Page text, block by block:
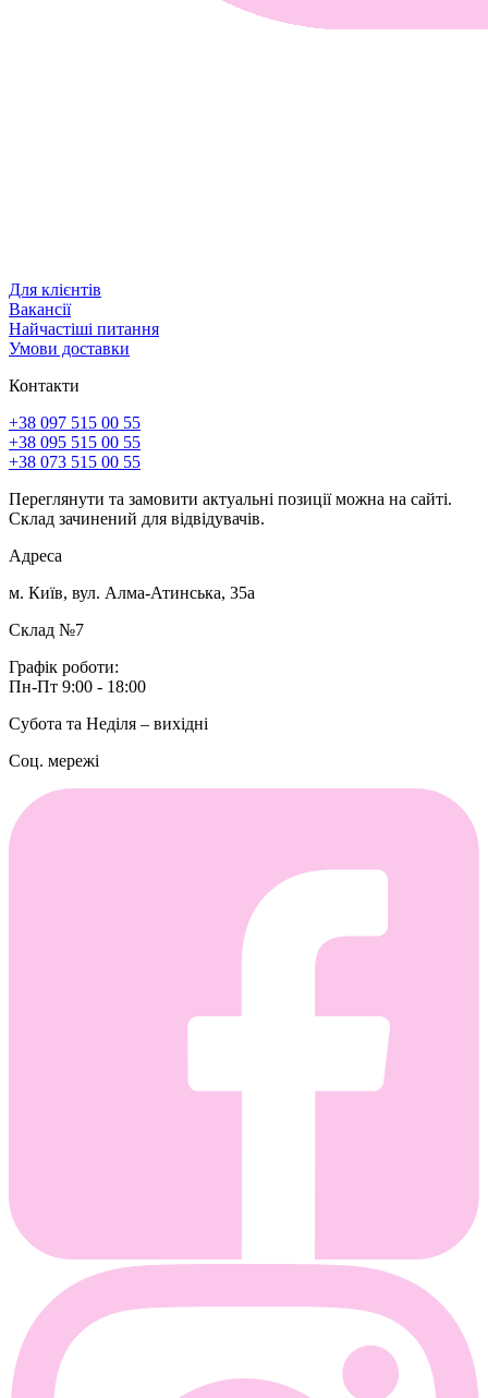
Для клієнтів
Вакансії
Найчастіші питання
Умови доставки
Контакти
+38 097 515 00 55
+38 095 515 00 55
+38 073 515 00 55
Переглянути та замовити актуальні позиції можна на сайті.
Склад зачинений для відвідувачів.
Адреса
м. Київ, вул. Алма-Атинська, 35а
Склад №7
Графік роботи:
Пн-Пт 9:00 - 18:00
Субота та Неділя – вихідні
Соц. мережі